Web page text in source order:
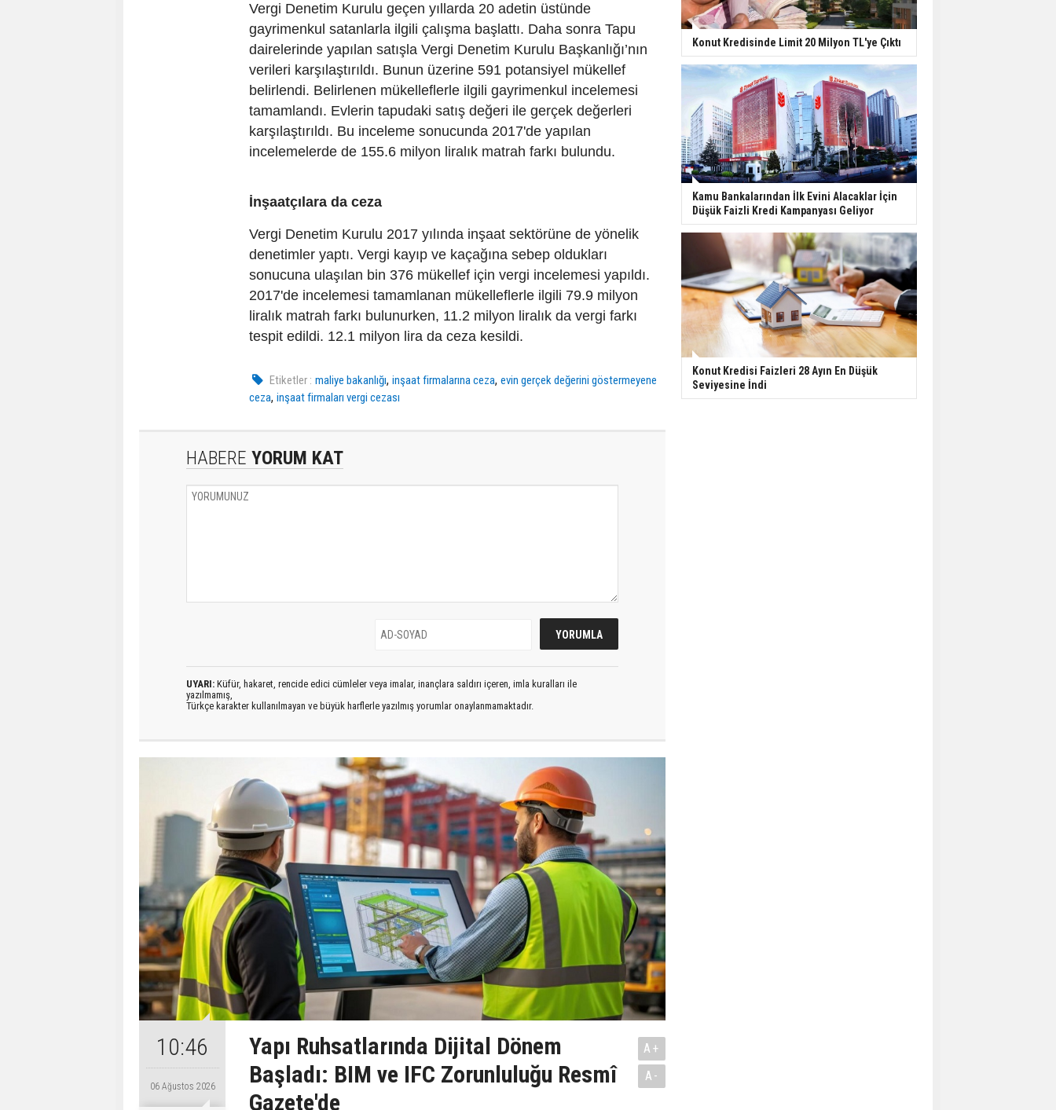
Vergi Denetim Kurulu geçen yıllarda 20 adetin üstünde
gayrimenkul satanlarla ilgili çalışma başlattı. Daha sonra Tapu
dairelerinde yapılan satışla Vergi Denetim Kurulu Başkanlığı’nın
verileri karşılaştırıldı. Bunun üzerine 591 potansiyel mükellef
belirlendi. Belirlenen mükelleflerle ilgili gayrimenkul incelemesi
tamamlandı. Evlerin tapudaki satış değeri ile gerçek değerleri
karşılaştırıldı. Bu inceleme sonucunda 2017'de yapılan
incelemelerde de 155.6 milyon liralık matrah farkı bulundu.
İnşaatçılara da ceza
Vergi Denetim Kurulu 2017 yılında inşaat sektörüne de yönelik
denetimler yaptı. Vergi kayıp ve kaçağına sebep oldukları
sonucuna ulaşılan bin 376 mükellef için vergi incelemesi yapıldı.
2017'de incelemesi tamamlanan mükelleflerle ilgili 79.9 milyon
liralık matrah farkı bulunurken, 11.2 milyon liralık da vergi farkı
tespit edildi. 12.1 milyon lira da ceza kesildi.
Etiketler : maliye bakanlığı,inşaat firmalarına ceza,evin gerçek değerini göstermeyene
ceza, inşaat firmaları vergi cezası
HABERE YORUM KAT
UYARI: Küfür, hakaret, rencide edici cümleler veya imalar, inançlara saldırı içeren, imla kuralları ile
yazılmamış,
Türkçe karakter kullanılmayan ve büyük harflerle yazılmış yorumlar onaylanmamaktadır.
10:46
06 Ağustos 2026
Yapı Ruhsatlarında Dijital Dönem
Başladı: BIM ve IFC Zorunluluğu Resmî
Gazete'de
A+
A-
Konut Kredisinde Limit 20 Milyon TL'ye Çıktı
Kamu Bankalarından İlk Evini Alacaklar İçin
Düşük Faizli Kredi Kampanyası Geliyor
Konut Kredisi Faizleri 28 Ayın En Düşük
Seviyesine İndi